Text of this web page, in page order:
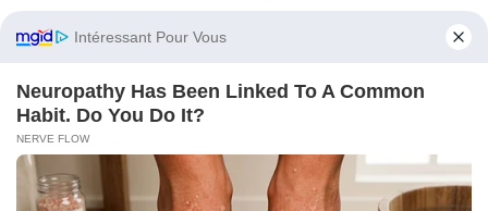
Je suis heureux d’avoir écouté le mien et d’être
fait, qui sait combien de temps ça aurait duré ?
À quel point les mensonges auraient pu
s’enraciner ?
J’ai sauvé ma fille d’une vie dans une maison